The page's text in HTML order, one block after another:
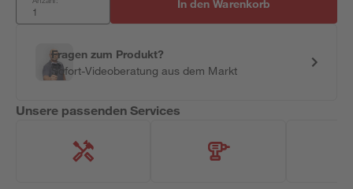
In den Warenkorb
Fragen zum Produkt?
Sofort-Videoberatung aus dem Markt
Unsere passenden Services